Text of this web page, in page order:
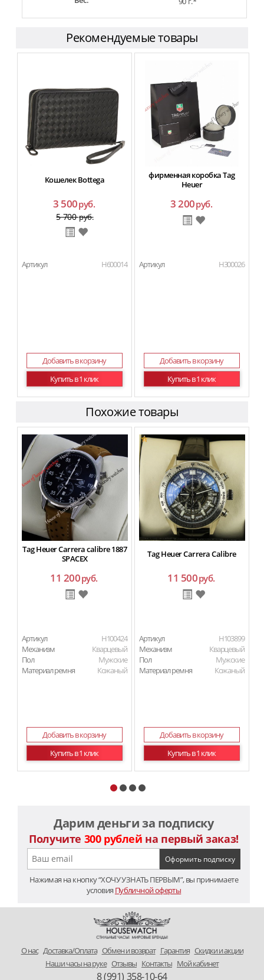
Рекомендуемые товары
Кошелек Bottega
3 500руб.
5 700руб.
Артикул H600014
Добавить в корзину
Купить в 1 клик
фирменная коробка Tag
Heuer
3 200руб.
Артикул H300026
Добавить в корзину
Купить в 1 клик
Похожие товары
Tag Heuer Carrera calibre 1887
SPACEX
11 200руб.
Артикул
H100424
Механизм
Кварцевый
Пол
Мужские
Материал ремня
Кожаный
Добавить в корзину
Купить в 1 клик
Tag Heuer Carrera Calibre
11 500руб.
Артикул
H103899
Механизм
Кварцевый
Пол
Мужские
Материал ремня
Кожаный
Добавить в корзину
Купить в 1 клик
Дарим деньги за подписку
Получите 300 рублей на первый заказ!
Нажимая на кнопку “ХОЧУ УЗНАТЬ ПЕРВЫМ”, вы принимаете
условия Публичной оферты
O нас Доставка/Оплата Обмен и возврат Гарантия Скидки и акции
Наши часы на руке Отзывы Контакты Мой кабинет
8 (991) 358-10-64